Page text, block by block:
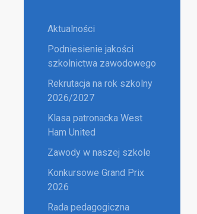
Aktualności
Podniesienie jakości
szkolnictwa zawodowego
Rekrutacja na rok szkolny
2026/2027
Klasa patronacka West
Ham United
Zawody w naszej szkole
Konkursowe Grand Prix
2026
Rada pedagogiczna